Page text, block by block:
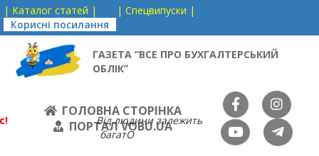
| Каталог статей |
| Спецвипуски |
Корисні посилання
ГАЗЕТА “ВСЕ ПРО БУХГАЛТЕРСЬКИЙ
ОБЛІК”
ГОЛОВНА СТОРІНКА
ПОРТАЛ VOBU.UA
Від людини залежить
багатО